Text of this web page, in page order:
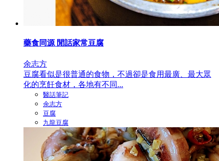
藥食同源 閒話家常豆腐
余志方
豆腐看似是很普通的食物，不過卻是食用最廣、最大眾
化的烹飪食材，各地有不同...
醫話筆記
余志方
豆腐
九龍豆腐